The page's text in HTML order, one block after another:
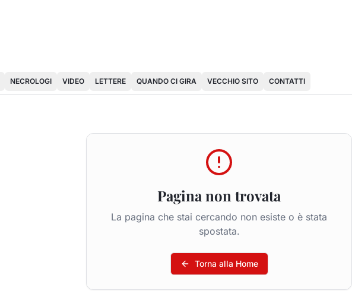
NECROLOGI VIDEO LETTERE QUANDO CI GIRA VECCHIO SITO CONTATTI
Pagina non trovata
La pagina che stai cercando non esiste o è stata
spostata.
Torna alla Home